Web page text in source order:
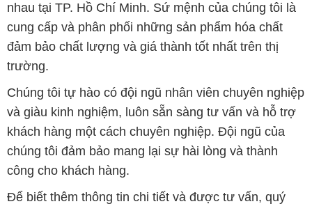
nhau tại TP. Hồ Chí Minh. Sứ mệnh của chúng tôi là
cung cấp và phân phối những sản phẩm hóa chất
đảm bảo chất lượng và giá thành tốt nhất trên thị
trường.
Chúng tôi tự hào có đội ngũ nhân viên chuyên nghiệp
và giàu kinh nghiệm, luôn sẵn sàng tư vấn và hỗ trợ
khách hàng một cách chuyên nghiệp. Đội ngũ của
chúng tôi đảm bảo mang lại sự hài lòng và thành
công cho khách hàng.
Để biết thêm thông tin chi tiết và được tư vấn, quý